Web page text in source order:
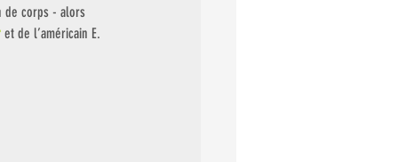
de corps - alors
et de l’américain E.